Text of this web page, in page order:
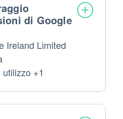
di Google
Ireland Limited
trattamento:
trattati:
+1